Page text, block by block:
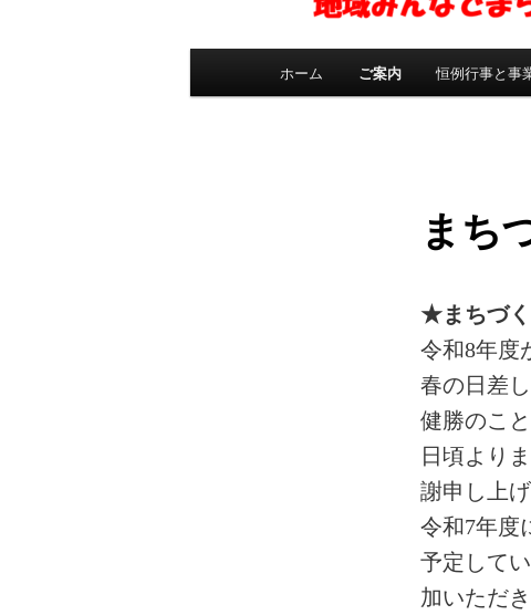
ホーム ご案内 恒例行事と事
まち
★まちづく
令和8年度
春の日差
健勝のこ
日頃より
謝申し上げ
令和7年度
予定して
加いただ